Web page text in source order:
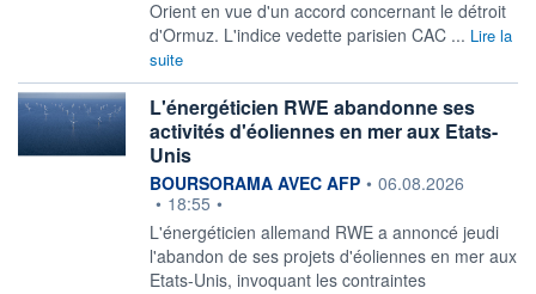
Orient en vue d'un accord concernant le détroit
d'Ormuz. L'indice vedette parisien CAC ... Lire la
suite
L'énergéticien RWE abandonne ses
activités d'éoliennes en mer aux Etats-
Unis
information fournie par
BOURSORAMA AVEC AFP • 06.08.2026
• 18:55 •
L'énergéticien allemand RWE a annoncé jeudi
l'abandon de ses projets d'éoliennes en mer aux
Etats-Unis, invoquant les contraintes